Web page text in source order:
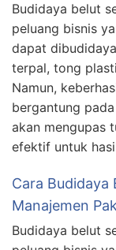
Budidaya belut
peluang bisnis
dapat
terpal, tong
Namun,
bergantung
akan mengupas
efektif untuk
Cara Budidaya
Manajemen
Budidaya belut